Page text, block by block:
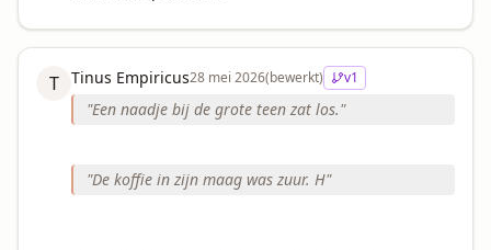
T Tinus Empiricus28 mei 2026(bewerkt) v1
"Een naadje bij de grote teen zat los."
"De koffie in zijn maag was zuur. H"